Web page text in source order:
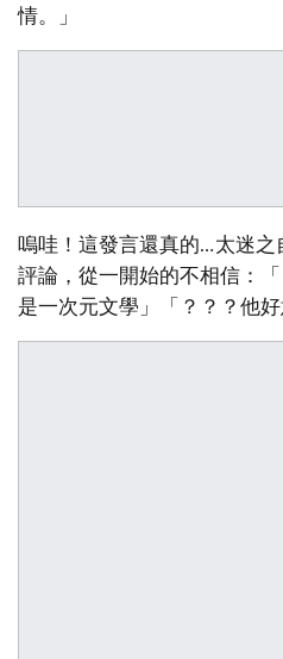
情。」
嗚哇！這發言還真的…太迷之
評論，從一開始的不相信：
是一次元文學」「？？？他